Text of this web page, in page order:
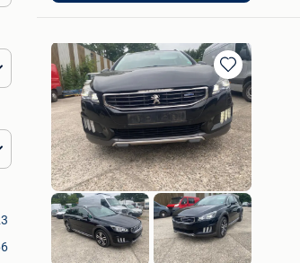
Bewaren
in
Mijn
Favorieten